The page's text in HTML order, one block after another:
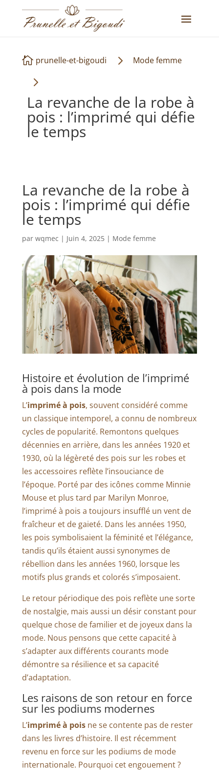
 prunelle-et-bigoudi 5 Mode femme
5
La revanche de la robe à
pois : l’imprimé qui défie
le temps
La revanche de la robe à
pois : l’imprimé qui défie
le temps
par wqmec | Juin 4, 2025| Mode femme
Histoire et évolution de l’imprimé
à pois dans la mode
L’imprimé à pois, souvent considéré comme
un classique intemporel, a connu de nombreux
cycles de popularité. Remontons quelques
décennies en arrière, dans les années 1920 et
1930, où la légèreté des pois sur les robes et
les accessoires reflète l’insouciance de
l’époque. Porté par des icônes comme Minnie
Mouse et plus tard par Marilyn Monroe,
l’imprimé à pois a toujours insufflé un vent de
fraîcheur et de gaieté. Dans les années 1950,
les pois symbolisaient la féminité et l’élégance,
tandis qu’ils étaient aussi synonymes de
rébellion dans les années 1960, lorsque les
motifs plus grands et colorés s’imposaient.
Le retour périodique des pois reflète une sorte
de nostalgie, mais aussi un désir constant pour
quelque chose de familier et de joyeux dans la
mode. Nous pensons que cette capacité à
s’adapter aux différents courants mode
démontre sa résilience et sa capacité
d’adaptation.
Les raisons de son retour en force
sur les podiums modernes
L’imprimé à poisne se contente pas de rester
dans les livres d’histoire. Il est récemment
revenu en force sur les podiums de mode
internationale. Pourquoi cet engouement ?